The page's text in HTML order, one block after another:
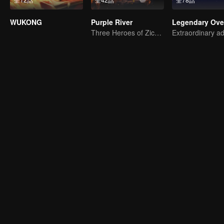
WUKONG
Purple River
Three Heroes of Zichuan's adventure on Xichuan Continent